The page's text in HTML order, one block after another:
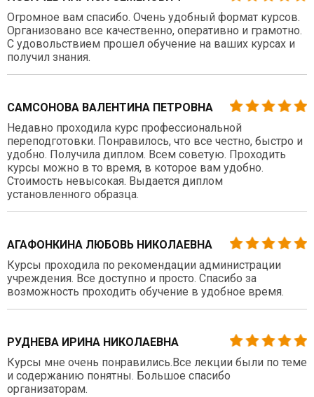
Огромное вам спасибо. Очень удобный формат курсов.
Организовано все качественно, оперативно и грамотно.
С удовольствием прошел обучение на ваших курсах и
получил знания.
САМСОНОВА ВАЛЕНТИНА ПЕТРОВНА
Недавно проходила курс профессиональной
переподготовки. Понравилось, что все честно, быстро и
удобно. Получила диплом. Всем советую. Проходить
курсы можно в то время, в которое вам удобно.
Стоимость невысокая. Выдается диплом
установленного образца.
АГАФОНКИНА ЛЮБОВЬ НИКОЛАЕВНА
Курсы проходила по рекомендации администрации
учреждения. Все доступно и просто. Спасибо за
возможность проходить обучение в удобное время.
РУДНЕВА ИРИНА НИКОЛАЕВНА
Курсы мне очень понравились.Все лекции были по теме
и содержанию понятны. Большое спасибо
организаторам.